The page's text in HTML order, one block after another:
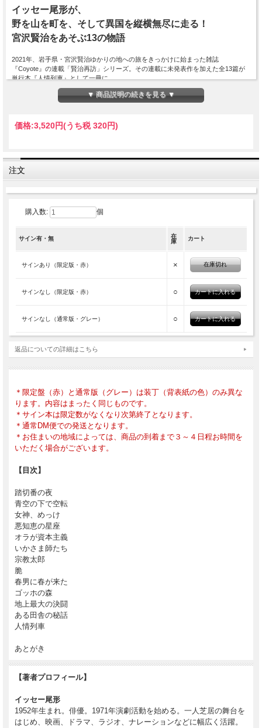
イッセー尾形が、
野を山を町を、そして異国を縦横無尽に走る！
宮沢賢治をあそぶ13の物語
2021年、岩手県・宮沢賢治ゆかりの地への旅をきっかけに始まった雑誌
『Coyote』の連載「賢治再訪」シリーズ。その連載に未発表作を加えた全13篇が
単行本『人情列車』として一冊に。
「銀河鉄道の夜」「よだかの星」「風の又三郎」など、宮沢賢治作品に着想を得て
創作されたいわゆる“カバー”。しかし、もはや一読してもどの作品が原作かわから
賢治さんも頷いてくれるさ、という作品です。
——イッセー尾形
▼ 商品説明の続きを見る ▼
価格:3,520円(うち税 320円)
注文
購入数: 個
サイン有・無
在
庫
カート
サインあり（限定版・赤） × 在庫切れ
サインなし（限定版・赤） ○
サインなし（通常版・グレー） ○
返品についての詳細はこちら
＊限定盤（赤）と通常版（グレー）は装丁（背表紙の色）のみ異な
ります。内容はまったく同じものです。
＊サイン本は限定数がなくなり次第終了となります。
＊通常DM便での発送となります。
＊お住まいの地域によっては、商品の到着まで３～４日程お時間を
いただく場合がございます。
【目次】
踏切番の夜
青空の下で空転
女神、めっけ
悪知恵の星座
オラが資本主義
いかさま師たち
宗教太郎
脆
春男に春が来た
ゴッホの森
地上最大の決闘
ある田舎の秘話
人情列車
あとがき
【著者プロフィール】
イッセー尾形
1952年生まれ。俳優。1971年演劇活動を始める。一人芝居の舞台を
はじめ、映画、ドラマ、ラジオ、ナレーションなどに幅広く活躍。